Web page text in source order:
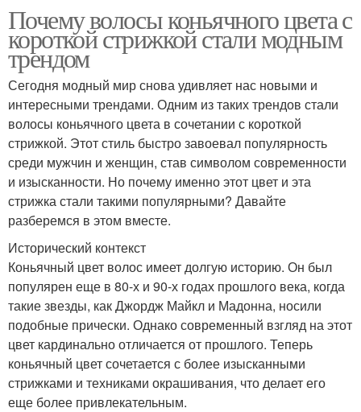
Почему волосы коньячного цвета с
короткой стрижкой стали модным
трендом
Сегодня модный мир снова удивляет нас новыми и
интересными трендами. Одним из таких трендов стали
волосы коньячного цвета в сочетании с короткой
стрижкой. Этот стиль быстро завоевал популярность
среди мужчин и женщин, став символом современности
и изысканности. Но почему именно этот цвет и эта
стрижка стали такими популярными? Давайте
разберемся в этом вместе.
Исторический контекст
Коньячный цвет волос имеет долгую историю. Он был
популярен еще в 80-х и 90-х годах прошлого века, когда
такие звезды, как Джордж Майкл и Мадонна, носили
подобные прически. Однако современный взгляд на этот
цвет кардинально отличается от прошлого. Теперь
коньячный цвет сочетается с более изысканными
стрижками и техниками окрашивания, что делает его
еще более привлекательным.